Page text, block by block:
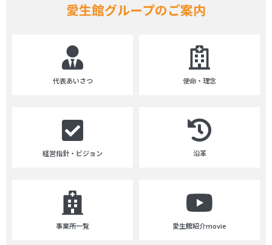
愛生館グループのご案内
代表あいさつ 使命・理念
経営指針・ビジョン 沿革
事業所一覧 愛生館紹介movie